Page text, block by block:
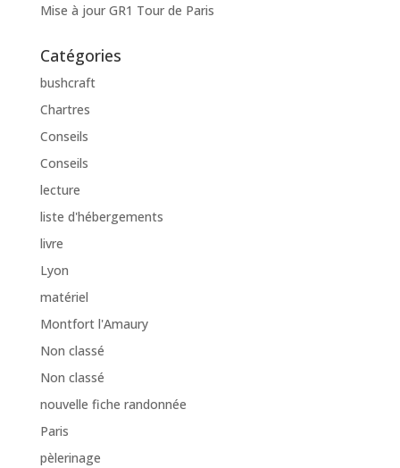
Mise à jour GR1 Tour de Paris
Catégories
bushcraft
Chartres
Conseils
Conseils
lecture
liste d'hébergements
livre
Lyon
matériel
Montfort l'Amaury
Non classé
Non classé
nouvelle fiche randonnée
Paris
pèlerinage